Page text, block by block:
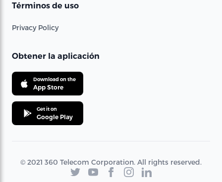
Términos de uso
Privacy Policy
Obtener la aplicación
Download on the
App Store
Get it on
Google Play
© 2021 360 Telecom Corporation. All rights reserved.